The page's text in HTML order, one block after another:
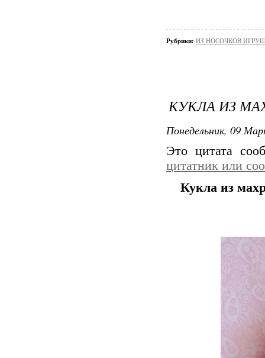
Рубрики: ИЗ НОСОЧКОВ
КУКЛА ИЗ
Понедельник, 09
Это цитата
цитатник или
Кукла из